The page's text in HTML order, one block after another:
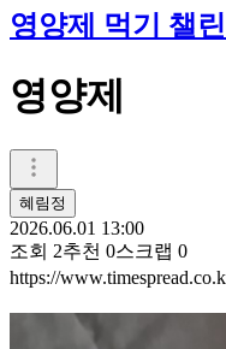
영양제 먹기 챌린
영양제
혜림정
2026.06.01 13:00
조회 2추천 0스크랩 0
https://